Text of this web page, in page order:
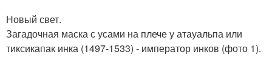
Новый свет.
Загадочная маска с усами на плече у атауальпа или
тиксикапак инка (1497-1533) - император инков (фото 1).